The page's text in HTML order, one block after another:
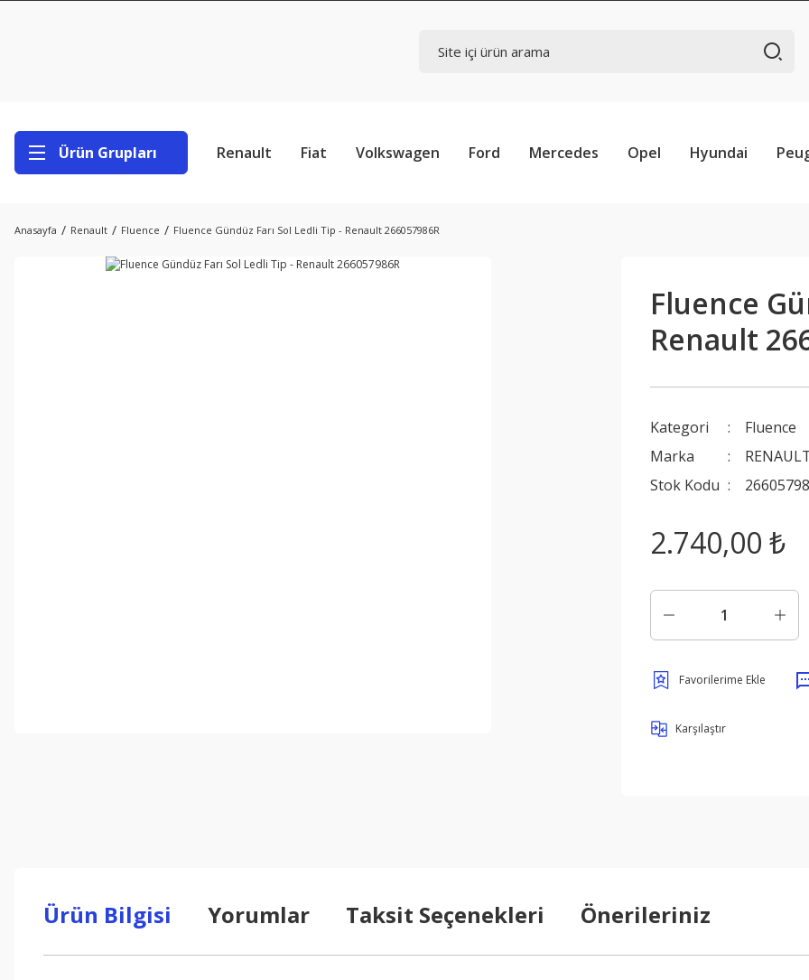
Ürün Grupları Renault Fiat Volkswagen Ford Mercedes Opel Hyundai
Anasayfa Renault Fluence Fluence Gündüz Farı Sol Ledli Tip - Renault 266057986R
Fluence
Renault
Kategori
Fluence
Marka
Stok Kodu
2.740,00 ₺
Karşılaştır
Ürün Bilgisi Yorumlar Taksit Seçenekleri Önerileriniz